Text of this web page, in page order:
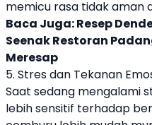
memicu rasa tidak aman
Baca Juga:Resep
Seenak Restoran
Meresap
5. Stres dan Tekanan
Saat sedang mengalami
lebih sensitif terhadap